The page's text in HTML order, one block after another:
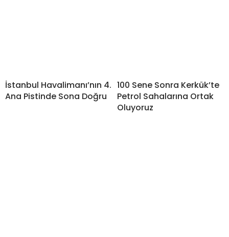
İstanbul Havalimanı’nın 4.
Ana Pistinde Sona Doğru
100 Sene Sonra Kerkük’te
Petrol Sahalarına Ortak
Oluyoruz